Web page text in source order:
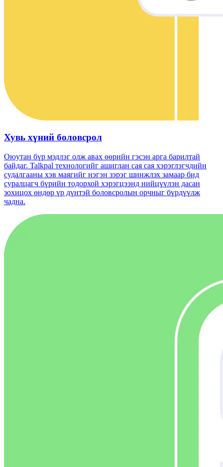
Хувь хүний ​​боловсрол
Оюутан бүр мэдлэг олж авах өөрийн гэсэн арга барилтай
байдаг. Talkpal технологийг ашиглан сая сая хэрэглэгчдийн
судалгааны хэв маягийг нэгэн зэрэг шинжлэх замаар бид
суралцагч бүрийн тодорхой хэрэгцээнд нийцүүлэн дасан
зохицох өндөр үр дүнтэй боловсролын орчныг бүрдүүлж
чадна.